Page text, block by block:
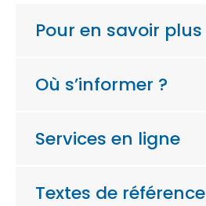
Pour en savoir plus
Où s’informer ?
Services en ligne
Textes de référence